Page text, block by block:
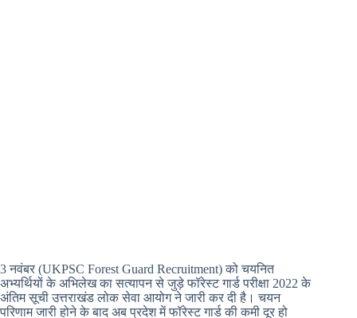
3 नवंबर (UKPSC Forest Guard Recruitment) को चयनित
अभ्यर्थियों के अभिलेख का सत्यापन से जुड़े फॉरेस्ट गार्ड परीक्षा 2022 के
अंतिम सूची उत्तराखंड लोक सेवा आयोग ने जारी कर दी है। चयन
परिणाम जारी होने के बाद अब प्रदेश में फॉरेस्ट गार्ड की कमी दूर हो